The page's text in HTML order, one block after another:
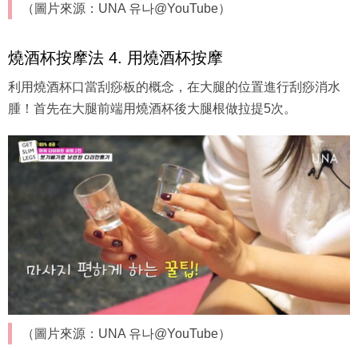
（圖片來源：UNA 유나@YouTube）
燒酒杯按摩法 4. 用燒酒杯按摩
利用燒酒杯口當刮痧板的概念，在大腿的位置進行刮痧消水
腫！首先在大腿前端用燒酒杯後大腿根做拉提5次。
（圖片來源：UNA 유나@YouTube）